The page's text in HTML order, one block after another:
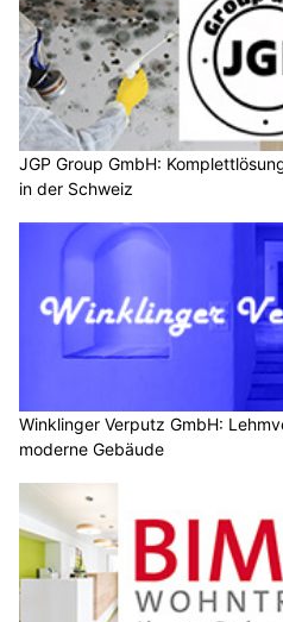
JGP Group GmbH:
in der Schweiz
Winklinger Verputz GmbH:
moderne Gebäude